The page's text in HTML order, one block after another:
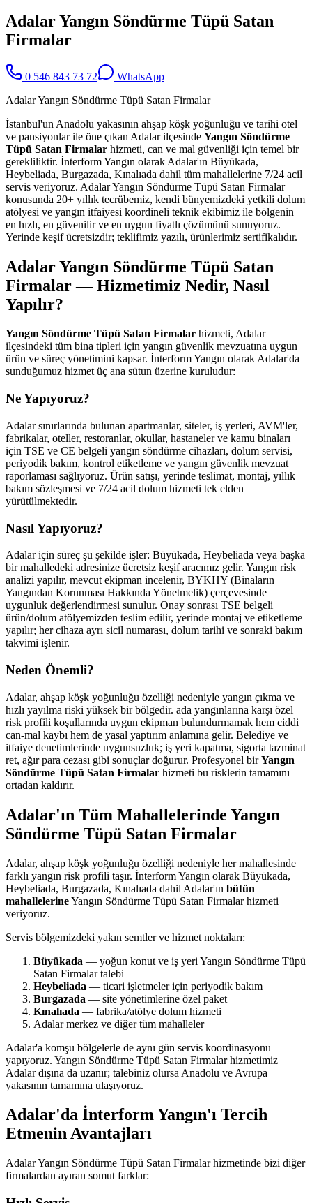
Adalar Yangın Söndürme Tüpü Satan
Firmalar
0 546 843 73 72
WhatsApp
Adalar Yangın Söndürme Tüpü Satan Firmalar
İstanbul'un Anadolu yakasının ahşap köşk yoğunluğu ve tarihi otel
ve pansiyonlar ile öne çıkan Adalar ilçesinde Yangın Söndürme
Tüpü Satan Firmalar hizmeti, can ve mal güvenliği için temel bir
gerekliliktir. İnterform Yangın olarak Adalar'ın Büyükada,
Heybeliada, Burgazada, Kınalıada dahil tüm mahallelerine 7/24 acil
servis veriyoruz. Adalar Yangın Söndürme Tüpü Satan Firmalar
konusunda 20+ yıllık tecrübemiz, kendi bünyemizdeki yetkili dolum
atölyesi ve yangın itfaiyesi koordineli teknik ekibimiz ile bölgenin
en hızlı, en güvenilir ve en uygun fiyatlı çözümünü sunuyoruz.
Yerinde keşif ücretsizdir; teklifimiz yazılı, ürünlerimiz sertifikalıdır.
Adalar Yangın Söndürme Tüpü Satan
Firmalar — Hizmetimiz Nedir, Nasıl
Yapılır?
Yangın Söndürme Tüpü Satan Firmalar hizmeti, Adalar
ilçesindeki tüm bina tipleri için yangın güvenlik mevzuatına uygun
ürün ve süreç yönetimini kapsar. İnterform Yangın olarak Adalar'da
sunduğumuz hizmet üç ana sütun üzerine kuruludur:
Ne Yapıyoruz?
Adalar sınırlarında bulunan apartmanlar, siteler, iş yerleri, AVM'ler,
fabrikalar, oteller, restoranlar, okullar, hastaneler ve kamu binaları
için TSE ve CE belgeli yangın söndürme cihazları, dolum servisi,
periyodik bakım, kontrol etiketleme ve yangın güvenlik mevzuat
raporlaması sağlıyoruz. Ürün satışı, yerinde teslimat, montaj, yıllık
bakım sözleşmesi ve 7/24 acil dolum hizmeti tek elden
yürütülmektedir.
Nasıl Yapıyoruz?
Adalar için süreç şu şekilde işler: Büyükada, Heybeliada veya başka
bir mahalledeki adresinize ücretsiz keşif aracımız gelir. Yangın risk
analizi yapılır, mevcut ekipman incelenir, BYKHY (Binaların
Yangından Korunması Hakkında Yönetmelik) çerçevesinde
uygunluk değerlendirmesi sunulur. Onay sonrası TSE belgeli
ürün/dolum atölyemizden teslim edilir, yerinde montaj ve etiketleme
yapılır; her cihaza ayrı sicil numarası, dolum tarihi ve sonraki bakım
takvimi işlenir.
Neden Önemli?
Adalar, ahşap köşk yoğunluğu özelliği nedeniyle yangın çıkma ve
hızlı yayılma riski yüksek bir bölgedir. ada yangınlarına karşı özel
risk profili koşullarında uygun ekipman bulundurmamak hem ciddi
can-mal kaybı hem de yasal yaptırım anlamına gelir. Belediye ve
itfaiye denetimlerinde uygunsuzluk; iş yeri kapatma, sigorta tazminat
ret, ağır para cezası gibi sonuçlar doğurur. Profesyonel birYangın
Söndürme Tüpü Satan Firmalar hizmeti bu risklerin tamamını
ortadan kaldırır.
Adalar'ın Tüm Mahallelerinde Yangın
Söndürme Tüpü Satan Firmalar
Adalar, ahşap köşk yoğunluğu özelliği nedeniyle her mahallesinde
farklı yangın risk profili taşır. İnterform Yangın olarak Büyükada,
Heybeliada, Burgazada, Kınalıada dahil Adalar'ın bütün
mahallelerineYangın Söndürme Tüpü Satan Firmalar hizmeti
veriyoruz.
Servis bölgemizdeki yakın semtler ve hizmet noktaları:
Büyükada — yoğun konut ve iş yeri Yangın Söndürme Tüpü
Satan Firmalar talebi
Heybeliada — ticari işletmeler için periyodik bakım
Burgazada — site yönetimlerine özel paket
Kınalıada — fabrika/atölye dolum hizmeti
Adalar merkez ve diğer tüm mahalleler
Adalar'a komşu bölgelerle de aynı gün servis koordinasyonu
yapıyoruz. Yangın Söndürme Tüpü Satan Firmalar hizmetimiz
Adalar dışına da uzanır; talebiniz olursa Anadolu ve Avrupa
yakasının tamamına ulaşıyoruz.
Adalar'da İnterform Yangın'ı Tercih
Etmenin Avantajları
Adalar Yangın Söndürme Tüpü Satan Firmalar hizmetinde bizi diğer
firmalardan ayıran somut farklar: